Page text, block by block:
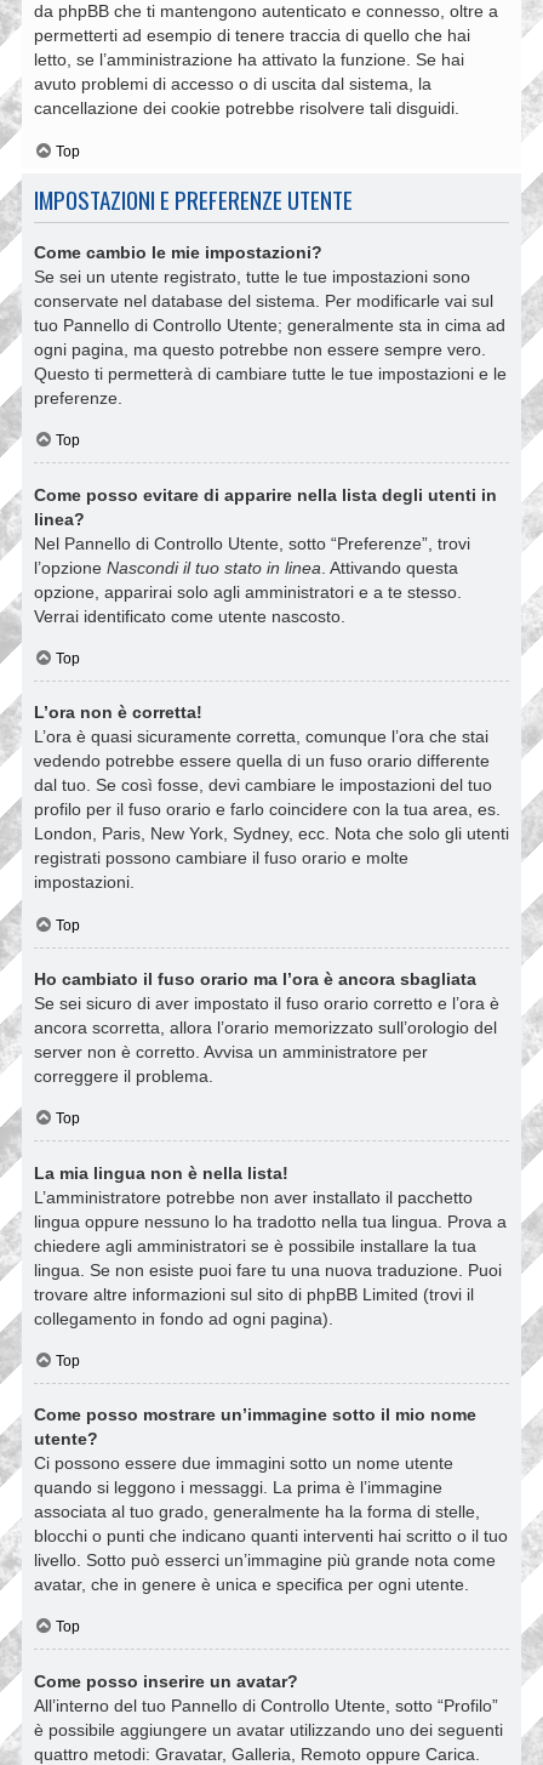
da phpBB che ti mantengono autenticato e connesso, oltre a
permetterti ad esempio di tenere traccia di quello che hai
letto, se l’amministrazione ha attivato la funzione. Se hai
avuto problemi di accesso o di uscita dal sistema, la
cancellazione dei cookie potrebbe risolvere tali disguidi.
Top
IMPOSTAZIONI E PREFERENZE UTENTE
Come cambio le mie impostazioni?
Se sei un utente registrato, tutte le tue impostazioni sono
conservate nel database del sistema. Per modificarle vai sul
tuo Pannello di Controllo Utente; generalmente sta in cima ad
ogni pagina, ma questo potrebbe non essere sempre vero.
Questo ti permetterà di cambiare tutte le tue impostazioni e le
preferenze.
Top
Come posso evitare di apparire nella lista degli utenti in
linea?
Nel Pannello di Controllo Utente, sotto “Preferenze”, trovi
l’opzione Nascondi il tuo stato in linea . Attivando questa
opzione, apparirai solo agli amministratori e a te stesso.
Verrai identificato come utente nascosto.
Top
L’ora non è corretta!
L’ora è quasi sicuramente corretta, comunque l’ora che stai
vedendo potrebbe essere quella di un fuso orario differente
dal tuo. Se così fosse, devi cambiare le impostazioni del tuo
profilo per il fuso orario e farlo coincidere con la tua area, es.
London, Paris, New York, Sydney, ecc. Nota che solo gli utenti
registrati possono cambiare il fuso orario e molte
impostazioni.
Top
Ho cambiato il fuso orario ma l’ora è ancora sbagliata
Se sei sicuro di aver impostato il fuso orario corretto e l’ora è
ancora scorretta, allora l’orario memorizzato sull’orologio del
server non è corretto. Avvisa un amministratore per
correggere il problema.
Top
La mia lingua non è nella lista!
L’amministratore potrebbe non aver installato il pacchetto
lingua oppure nessuno lo ha tradotto nella tua lingua. Prova a
chiedere agli amministratori se è possibile installare la tua
lingua. Se non esiste puoi fare tu una nuova traduzione. Puoi
trovare altre informazioni sul sito di phpBB Limited (trovi il
collegamento in fondo ad ogni pagina).
Top
Come posso mostrare un’immagine sotto il mio nome
utente?
Ci possono essere due immagini sotto un nome utente
quando si leggono i messaggi. La prima è l’immagine
associata al tuo grado, generalmente ha la forma di stelle,
blocchi o punti che indicano quanti interventi hai scritto o il tuo
livello. Sotto può esserci un’immagine più grande nota come
avatar, che in genere è unica e specifica per ogni utente.
Top
Come posso inserire un avatar?
All’interno del tuo Pannello di Controllo Utente, sotto “Profilo”
è possibile aggiungere un avatar utilizzando uno dei seguenti
quattro metodi: Gravatar, Galleria, Remoto oppure Carica.